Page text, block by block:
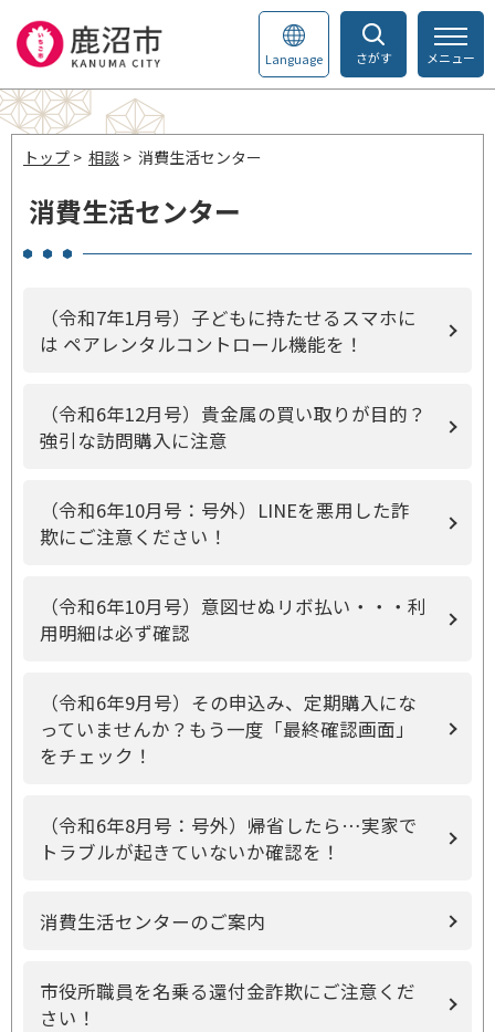
さがす
Language メニュー
トップ > 相談 > 消費生活センター
消費生活センター
（令和7年1月号）子どもに持たせるスマホに
は ペアレンタルコントロール機能を！
（令和6年12月号）貴金属の買い取りが目的？
強引な訪問購入に注意
（令和6年10月号：号外）LINEを悪用した詐
欺にご注意ください！
（令和6年10月号）意図せぬリボ払い・・・利
用明細は必ず確認
（令和6年9月号）その申込み、定期購入にな
っていませんか？もう一度「最終確認画面」
をチェック！
（令和6年8月号：号外）帰省したら…実家で
トラブルが起きていないか確認を！
消費生活センターのご案内
市役所職員を名乗る還付金詐欺にご注意くだ
さい！